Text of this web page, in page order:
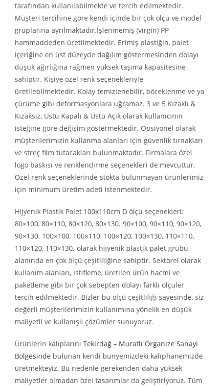
tarafından kullanılabilmekte ve tercih edilmektedir.
Müşteri tercihine göre kendi içinde bir çok ölçü ve model
gruplarına ayrılmaktadır.İşlenmemiş (virgin) PP
hammaddeden üretilmektedir. Erimiş plastiğin, palet
içeriğine en üst düzeyde dağılım göstermesinden dolayı
düşük ağırlığına rağmen yüksek taşıma kapasitesine
sahiptir. Kişiye özel renk seçenekleriyle
üretilebilmektedir. Kolay temizlenebilir, böceklenme ve ya
çürüme gibi deformasyonlara uğramaz. 3 ve 5 Kızaklı &
Kızaksız, Üstü Kapalı & Üstü Açık olarak kullanıcının
isteğine göre değişim göstermektedir. Opsiyonel olarak
müşterilerimizin kullanma alanları için güvenlik tırnakları
ve streç film tutacakları bulunmaktadır. Firmalara özel
logo baskısı ve renklendirme seçenekleri de mevcuttur.
Özel renk seçeneklerinde stokta bulunmayan ürünlerimiz
için minimum üretim adeti istenmektedir.
Hijyenik Plastik Palet 100x110cm D ölçü seçenekleri:
80×100, 80×110, 80×120, 80×130. 90×100, 90×110, 90×120,
90×130. 100×100, 100×110, 100×120, 100×130, 110×110,
110×120, 110×130. olarak hijyenik plastik palet grubu
alanında en çok ölçü çeşitliliğine sahiptir. Sektörel olarak
kullanım alanları, istifleme, üretilen ürün hacmi ve
paketleme gibi bir çok sebepten dolayı farklı ölçüler
tercih edilmektedir. Bizler bu ölçü çeşitliliği sayesinde, siz
değerli müşterilerimizin kullanımına yönelik en düşük
maliyetli ve kullanışlı çözümler sunuyoruz.
Ürünlerin kalıplarını Tekirdağ – Muratlı Organize Sanayi
Bölgesinde bulunan kendi bünyemizdeki kalıphanemizde
üretmekteyiz. Bu nedenle gerekenden daha yüksek
maliyetler olmadan özel tasarımlar da geliştiriyoruz. Tüm